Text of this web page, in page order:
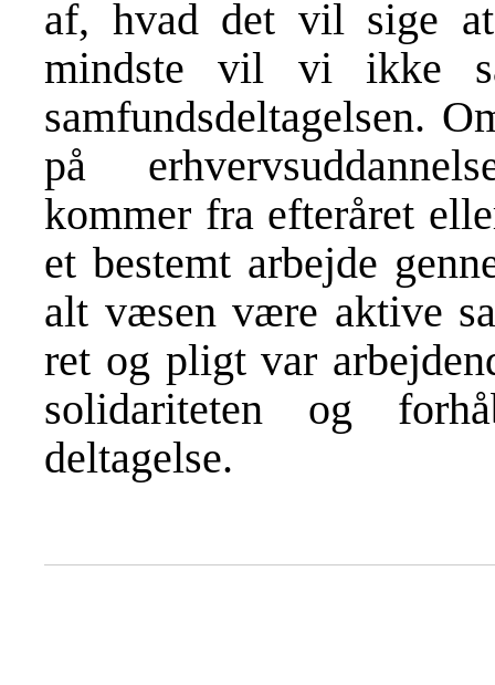
af, hvad det vil sige
mindste vil vi ikke
samfundsdeltagelsen.
på
kommer fra efteråret
et bestemt arbejde
alt væsen være aktive
ret og pligt var
solidariteten og
deltagelse.